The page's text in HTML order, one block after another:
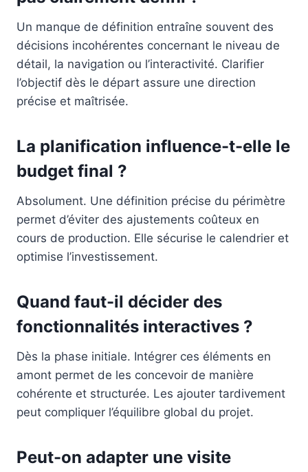
Un manque de définition entraîne souvent des
décisions incohérentes concernant le niveau de
détail, la navigation ou l’interactivité. Clarifier
l’objectif dès le départ assure une direction
précise et maîtrisée.
La planification influence-t-elle le
budget final ?
Absolument. Une définition précise du périmètre
permet d’éviter des ajustements coûteux en
cours de production. Elle sécurise le calendrier et
optimise l’investissement.
Quand faut-il décider des
fonctionnalités interactives ?
Dès la phase initiale. Intégrer ces éléments en
amont permet de les concevoir de manière
cohérente et structurée. Les ajouter tardivement
peut compliquer l’équilibre global du projet.
Peut-on adapter une visite